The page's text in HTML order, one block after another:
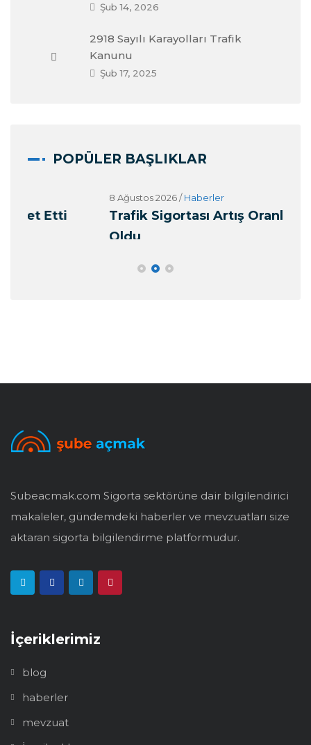
Şub 14, 2026
2918 Sayılı Karayolları Trafik
Kanunu
Şub 17, 2025
POPÜLER BAŞLIKLAR
Haberler
Trafik Sigortası Artış Oranları Belli
Subeacmak.com Sigorta sektörüne dair bilgilendirici
makaleler, gündemdeki haberler ve mevzuatları size
aktaran sigorta bilgilendirme platformudur.
İçeriklerimiz
blog
haberler
mevzuat